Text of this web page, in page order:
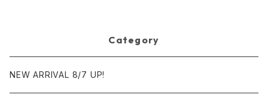
Category
NEW ARRIVAL 8/7 UP!